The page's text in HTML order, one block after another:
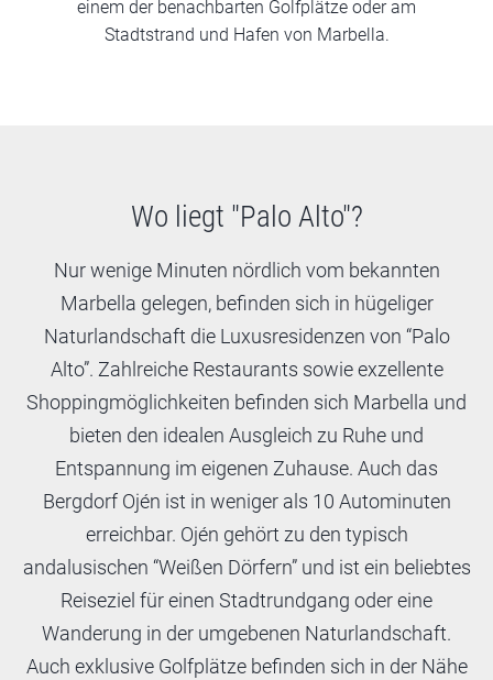
einem der benachbarten Golfplätze oder am
Stadtstrand und Hafen von Marbella.
Wo liegt "Palo Alto"?
Nur wenige Minuten nördlich vom bekannten
Marbella gelegen, befinden sich in hügeliger
Naturlandschaft die Luxusresidenzen von “Palo
Alto”. Zahlreiche Restaurants sowie exzellente
Shoppingmöglichkeiten befinden sich Marbella und
bieten den idealen Ausgleich zu Ruhe und
Entspannung im eigenen Zuhause. Auch das
Bergdorf Ojén ist in weniger als 10 Autominuten
erreichbar. Ojén gehört zu den typisch
andalusischen “Weißen Dörfern” und ist ein beliebtes
Reiseziel für einen Stadtrundgang oder eine
Wanderung in der umgebenen Naturlandschaft.
Auch exklusive Golfplätze befinden sich in der Nähe